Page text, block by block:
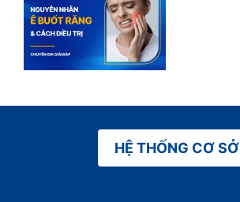
HỆ THỐNG CƠ SỞ